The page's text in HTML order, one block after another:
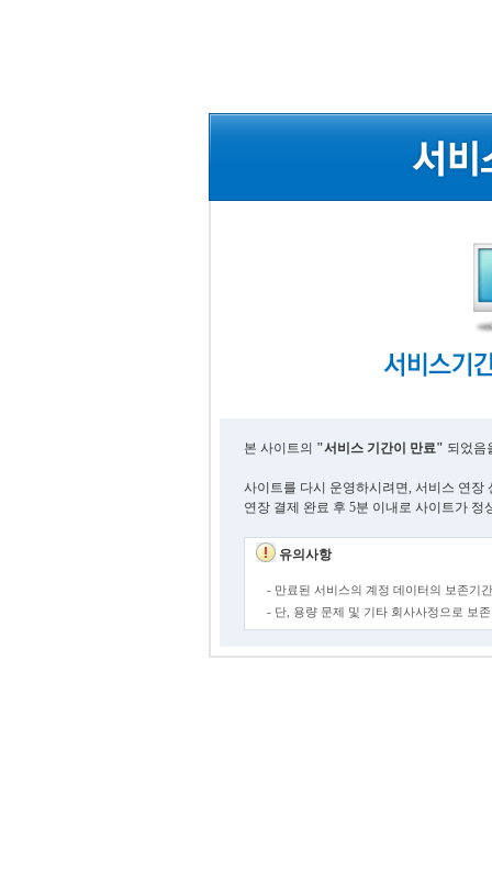
본 사이트의 "서비스 기간이 만료" 되었음
사이트를 다시 운영하시려면, 서비스 연장
연장 결제 완료 후 5분 이내로 사이트가 정
유의사항
- 만료된 서비스의 계정 데이터의 보존기
- 단, 용량 문제 및 기타 회사사정으로 보